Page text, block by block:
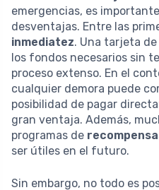
emergencias, es
desventajas. Entre las
inmediatez. Una tarjeta
los fondos necesarios sin
proceso extenso. En el
cualquier demora puede
posibilidad de pagar
gran ventaja. Además,
programas de
ser útiles en el futuro.
Sin embargo, no todo es